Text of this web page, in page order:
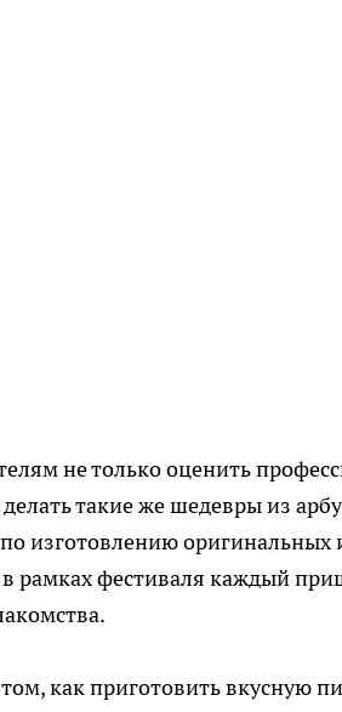
не только оценить
такие же шедевры из
изготовлению
в рамках фестиваля каждый
как приготовить вкусную